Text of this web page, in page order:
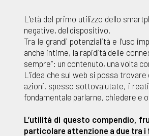
L’età del primo utilizzo dello
negative, del dispositivo.
Tra le grandi potenzialità e l’uso
anche intime, la rapidità delle
sempre”: un contenuto, una volta
L’idea che sul web si possa
azioni, spesso sottovalutate, i
fondamentale parlarne, chiedere e
L’utilità di questo compendio,
particolare attenzione a due tra i